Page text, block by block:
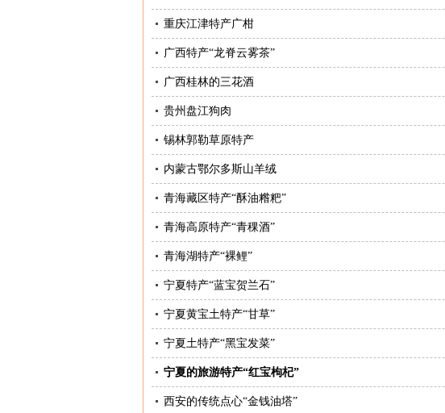
重庆江津特产广柑
广西特产“龙脊云雾茶”
广西桂林的三花酒
贵州盘江狗肉
锡林郭勒草原特产
内蒙古鄂尔多斯山羊绒
青海藏区特产“酥油糌粑”
青海高原特产“青稞酒”
青海湖特产“裸鲤”
宁夏特产“蓝宝贺兰石”
宁夏黄宝土特产“甘草”
宁夏土特产“黑宝发菜”
宁夏的旅游特产“红宝枸杞”
西安的传统点心“金钱油塔”